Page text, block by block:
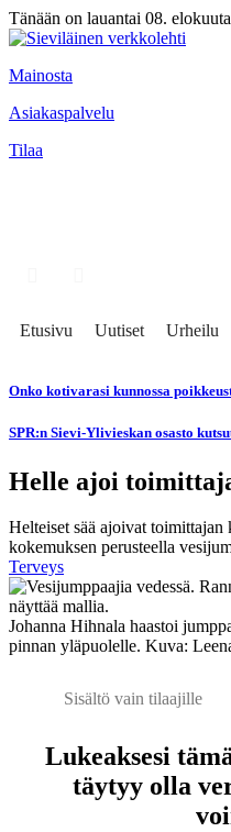
Tänään on lauantai 08.
Mainosta
Asiakaspalvelu
Tilaa
Etusivu Uutiset Urheilu
Onko kotivarasi kunnossa
SPR:n Sievi-Ylivieskan osasto
Helle ajoi
Helteiset sää ajoivat
kokemuksen perusteella
Terveys
Johanna Hihnala haastoi
pinnan yläpuolelle. Kuva:
Sisältö vain tilaajille
Lukeaksesi
täytyy olla